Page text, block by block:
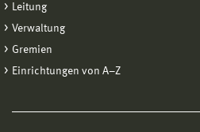
Leitung
Verwaltung
Gremien
Einrichtungen von A−Z